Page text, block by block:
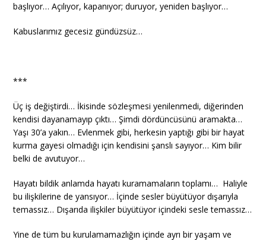
başlıyor… Açılıyor, kapanıyor; duruyor, yeniden başlıyor…
Kabuslarımız gecesiz gündüzsüz…
***
Üç iş değiştirdi… İkisinde sözleşmesi yenilenmedi, diğerinden
kendisi dayanamayıp çıktı… Şimdi dördüncüsünü aramakta…
Yaşı 30’a yakın… Evlenmek gibi, herkesin yaptığı gibi bir hayat
kurma gayesi olmadığı için kendisini şanslı sayıyor… Kim bilir
belki de avutuyor…
Hayatı bildik anlamda hayatı kuramamaların toplamı… Haliyle
bu ilişkilerine de yansıyor… İçinde sesler büyütüyor dışarıyla
temassız… Dışarıda ilişkiler büyütüyor içindeki sesle temassız…
Yine de tüm bu kurulamamazlığın içinde ayrı bir yaşam ve